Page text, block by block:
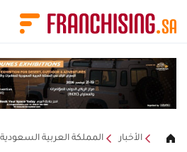
الأخبار المملكة العربية السعودية